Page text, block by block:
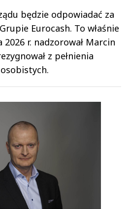
będzie odpowiadać za
Eurocash. To właśnie
r. nadzorował Marcin
z pełnienia